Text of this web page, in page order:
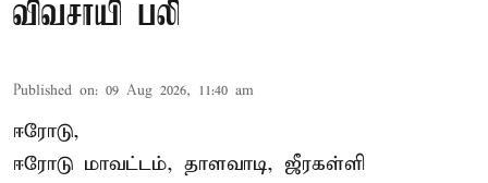
விவசாயி பலி
Published on: 09 Aug 2026, 11:40 am
ஈரோடு,
ஈரோடு மாவட்டம், தாளவாடி, ஜீரகள்ளி